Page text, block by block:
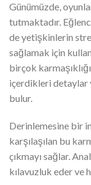
Günümüzde,
tutmaktadır.
de yetişkinlerin
sağlamak için
birçok
içerdikleri detaylar
bulur.
Derinlemesine bir
karşılaşılan bu
çıkmayı sağlar.
kılavuzluk eder ve